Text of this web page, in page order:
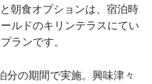
朝食オプションは、宿泊時
ルドのキリンテラスにてい
ランです。
の期間で実施。興味津々